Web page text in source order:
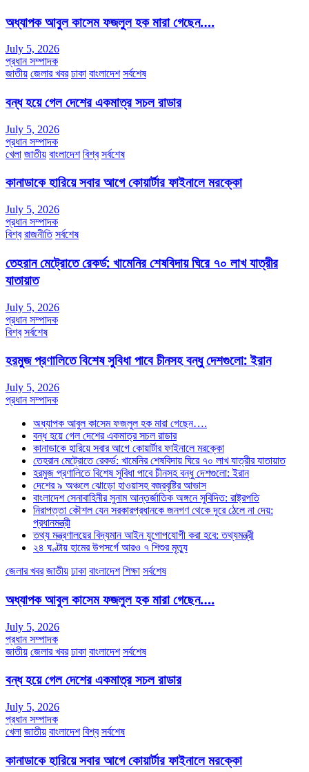
অধ্যাপক আবুল কাসেম ফজলুল হক মারা গেছেন….
July 5, 2026
প্রধান সম্পাদক
জাতীয় জেলার খবর ঢাকা বাংলাদেশ সর্বশেষ
বন্ধ হয়ে গেল দেশের একমাত্র সচল রাডার
July 5, 2026
প্রধান সম্পাদক
খেলা জাতীয় বাংলাদেশ বিশ্ব সর্বশেষ
কানাডাকে হারিয়ে সবার আগে কোয়ার্টার ফাইনালে মরক্কো
July 5, 2026
প্রধান সম্পাদক
বিশ্ব রাজনীতি সর্বশেষ
তেহরান মেট্রোতে রেকর্ড: খামেনির শেষবিদায় ঘিরে ৭০ লাখ যাত্রীর
যাতায়াত
July 5, 2026
প্রধান সম্পাদক
বিশ্ব সর্বশেষ
হরমুজ প্রণালিতে বিশেষ সুবিধা পাবে চীনসহ বন্ধু দেশগুলো: ইরান
July 5, 2026
প্রধান সম্পাদক
অধ্যাপক আবুল কাসেম ফজলুল হক মারা গেছেন….
বন্ধ হয়ে গেল দেশের একমাত্র সচল রাডার
কানাডাকে হারিয়ে সবার আগে কোয়ার্টার ফাইনালে মরক্কো
তেহরান মেট্রোতে রেকর্ড: খামেনির শেষবিদায় ঘিরে ৭০ লাখ যাত্রীর যাতায়াত
হরমুজ প্রণালিতে বিশেষ সুবিধা পাবে চীনসহ বন্ধু দেশগুলো: ইরান
দেশের ৯ অঞ্চলে ঝোড়ো হাওয়াসহ বজ্রবৃষ্টির আভাস
বাংলাদেশ সেনাবাহিনীর সুনাম আন্তর্জাতিক অঙ্গনে সুবিদিত: রাষ্ট্রপতি
নিরাপত্তা কৌশল যেন সরকারপ্রধানকে জনগণ থেকে দূরে ঠেলে না দেয়:
প্রধানমন্ত্রী
তথ্য মন্ত্রণালয়ের বিদ্যমান আইন যুগোপযোগী করা হবে: তথ্যমন্ত্রী
২৪ ঘণ্টায় হামের উপসর্গে আরও ৭ শিশুর মৃত্যু
জেলার খবর জাতীয় ঢাকা বাংলাদেশ শিক্ষা সর্বশেষ
অধ্যাপক আবুল কাসেম ফজলুল হক মারা গেছেন….
July 5, 2026
প্রধান সম্পাদক
জাতীয় জেলার খবর ঢাকা বাংলাদেশ সর্বশেষ
বন্ধ হয়ে গেল দেশের একমাত্র সচল রাডার
July 5, 2026
প্রধান সম্পাদক
খেলা জাতীয় বাংলাদেশ বিশ্ব সর্বশেষ
কানাডাকে হারিয়ে সবার আগে কোয়ার্টার ফাইনালে মরক্কো